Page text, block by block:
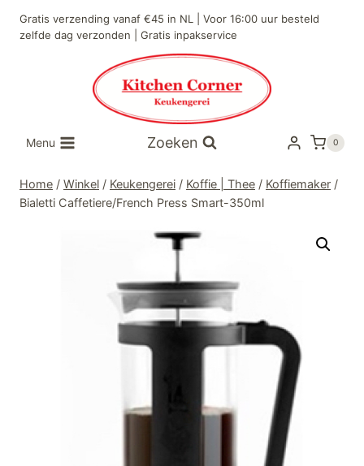
naar
Gratis verzending vanaf €45 in NL | Voor 16:00 uur besteld
zelfde dag verzonden | Gratis inpakservice
Menu Zoeken 0
Home / Winkel / Keukengerei / Koffie | Thee / Koffiemaker /
Bialetti Caffetiere/French Press Smart-350ml